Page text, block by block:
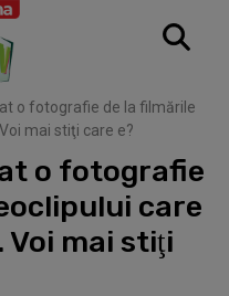
o fotografie de la filmările
mai stiţi care e?
o fotografie
care
mai stiţi